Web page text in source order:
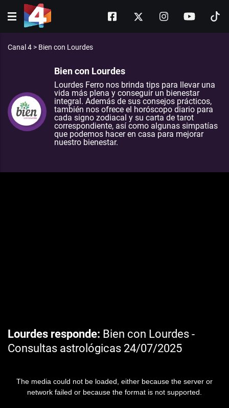
Canal 4 > Bien con Lourdes
Bien con Lourdes
Lourdes Ferro nos brinda tips para llevar una
vida más plena y conseguir un bienestar
integral. Además de sus consejos prácticos,
también nos ofrece el horóscopo diario para
cada signo zodiacal y su carta de tarot
correspondiente, así como algunas simpatías
que podemos hacer en casa para mejorar
nuestro bienestar.
Lourdes responde Bien con Lourdes -
Consultas astrológicas 24/07/2025
The media could not be loaded, either because the server or
network failed or because the format is not supported.